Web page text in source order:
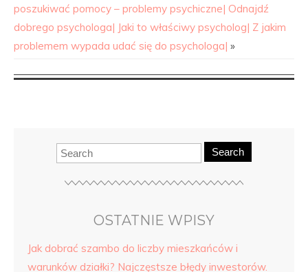
poszukiwać pomocy – problemy psychiczne| Odnajdź
dobrego psychologa| Jaki to właściwy psycholog| Z jakim
problemem wypada udać się do psychologa| »
Search
OSTATNIE WPISY
Jak dobrać szambo do liczby mieszkańców i
warunków działki? Najczęstsze błędy inwestorów.